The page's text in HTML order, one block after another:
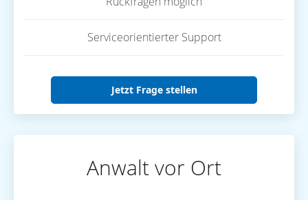
Serviceorientierter Support
Jetzt Frage stellen
Anwalt vor Ort